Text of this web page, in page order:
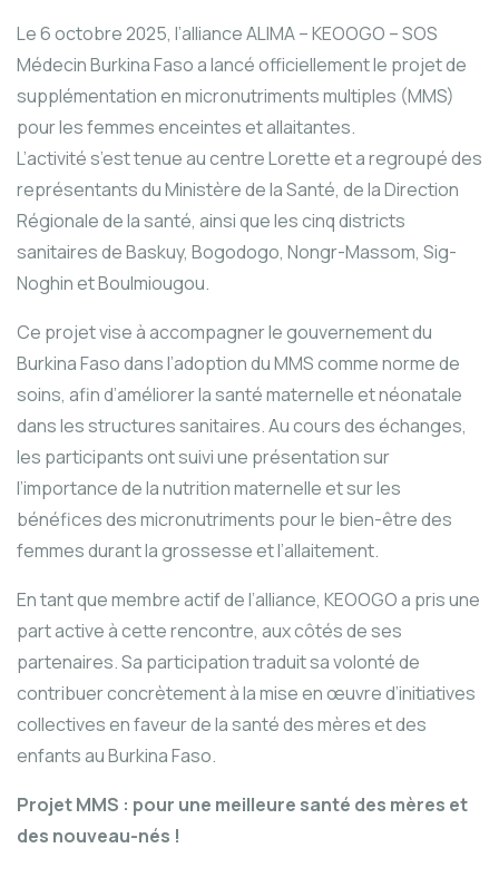
Le 6 octobre 2025, l’alliance ALIMA – KEOOGO – SOS
Médecin Burkina Faso a lancé officiellement le projet de
supplémentation en micronutriments multiples (MMS)
pour les femmes enceintes et allaitantes.
L’activité s’est tenue au centre Lorette et a regroupé des
représentants du Ministère de la Santé, de la Direction
Régionale de la santé, ainsi que les cinq districts
sanitaires de Baskuy, Bogodogo, Nongr-Massom, Sig-
Noghin et Boulmiougou.
Ce projet vise à accompagner le gouvernement du
Burkina Faso dans l’adoption du MMS comme norme de
soins, afin d’améliorer la santé maternelle et néonatale
dans les structures sanitaires. Au cours des échanges,
les participants ont suivi une présentation sur
l’importance de la nutrition maternelle et sur les
bénéfices des micronutriments pour le bien-être des
femmes durant la grossesse et l’allaitement.
En tant que membre actif de l’alliance, KEOOGO a pris une
part active à cette rencontre, aux côtés de ses
partenaires. Sa participation traduit sa volonté de
contribuer concrètement à la mise en œuvre d’initiatives
collectives en faveur de la santé des mères et des
enfants au Burkina Faso.
Projet MMS : pour une meilleure santé des mères et
des nouveau-nés !